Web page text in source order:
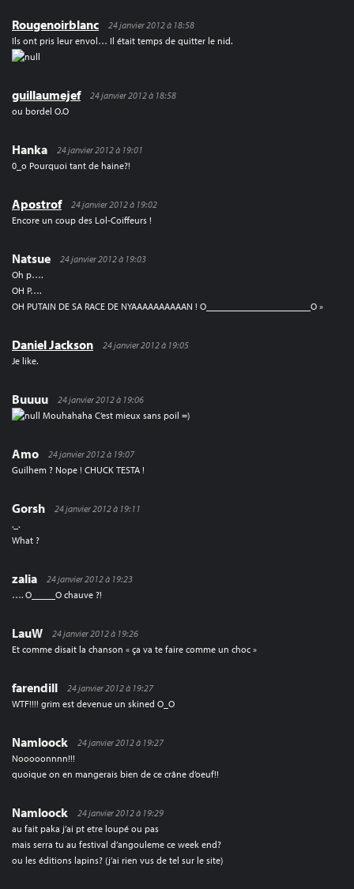
Rougenoirblanc
24 janvier 2012 à 18:58
Ils ont pris leur envol… Il était temps de quitter le nid.
guillaumejef
24 janvier 2012 à 18:58
ou bordel O.O
Hanka
24 janvier 2012 à 19:01
0_o Pourquoi tant de haine?!
Apostrof
24 janvier 2012 à 19:02
Encore un coup des Lol-Coiffeurs !
Natsue
24 janvier 2012 à 19:03
Oh p….
OH P….
OH PUTAIN DE SA RACE DE NYAAAAAAAAAAN ! O______________________O »
Daniel Jackson
24 janvier 2012 à 19:05
Je like.
Buuuu
24 janvier 2012 à 19:06
Mouhahaha C’est mieux sans poil =)
Amo
24 janvier 2012 à 19:07
Guilhem ? Nope ! CHUCK TESTA !
Gorsh
24 janvier 2012 à 19:11
._.
What ?
zalia
24 janvier 2012 à 19:23
…. O_____O chauve ?!
LauW
24 janvier 2012 à 19:26
Et comme disait la chanson « ça va te faire comme un choc »
farendill
24 janvier 2012 à 19:27
WTF!!!! grim est devenue un skined O_O
Namloock
24 janvier 2012 à 19:27
Nooooonnnn!!!
quoique on en mangerais bien de ce crâne d’oeuf!!
Namloock
24 janvier 2012 à 19:29
au fait paka j’ai pt etre loupé ou pas
mais serra tu au festival d’angouleme ce week end?
ou les éditions lapins? (j’ai rien vus de tel sur le site)